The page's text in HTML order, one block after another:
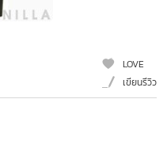
LOVE
เขียนรีวิว